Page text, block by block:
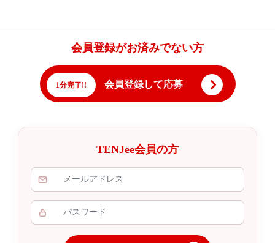
会員登録がお済みでない方
1分完了!! 会員登録して応募
TENJee会員の方